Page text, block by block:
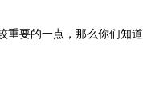
重要的一点，那么你们知道